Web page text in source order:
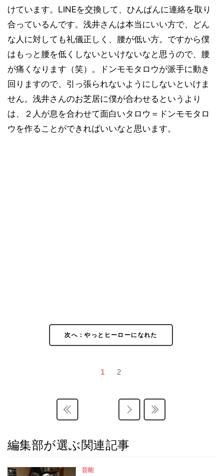
けています。LINEを交換して、ひんぱんに連絡を取り
合っているんです。浅井さんは本当にいい方で、どん
な人に対しても礼儀正しく、腰が低い方。ですから僕
はもっと腰を低くしないといけないなと思うので、腰
が痛くなります（笑）。ドンモモタロウが派手に動き
回りますので、引っ張られないようにしないといけま
せん。浅井さんのお芝居に僕が合わせるというより
は、２人が息を合わせて面白いタロウ＝ドンモモタロ
ウを作ることができればいいなと思います。
次へ：やっとヒーローになれた
1 2
編集部が選ぶ関連記事
芸能